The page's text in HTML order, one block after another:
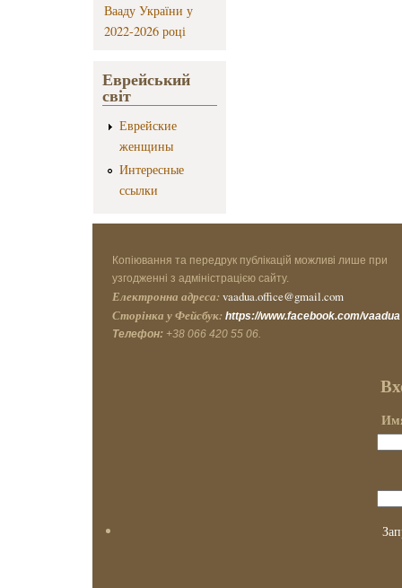
Вааду України у
2022-2026 році
Еврейський
світ
Еврейские
женщины
Интересные
ссылки
Копіювання та передрук публікацій можливі лише при
узгодженні з адміністрацією сайту.
Електронна адреса: vaadua.office@gmail.com
Сторінка у Фейсбук: https://www.facebook.com/vaadua
Телефон: +38 066 420 55 06.